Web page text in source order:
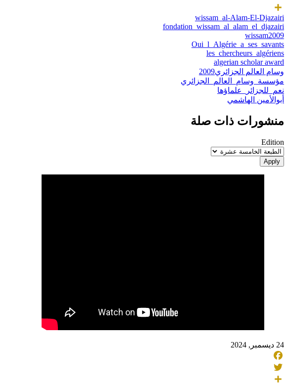
Twitter
Share
wissam_al-Alam-El-Djazairi
fondation_wissam_al_alam_el_djazairi
wissam2009
Oui_l_Algérie_a_ses_savants
les_chercheurs_algériens
algerian scholar award
وسام العالم الجزائري2009
مؤسسة_وسام_العالم_الجزائري
نعم_للجزائر_علماؤها
أبوالأمين الهاشمي
منشورات ذات صلة
Edition
Apply
24 ديسمبر, 2024
Facebook
Twitter